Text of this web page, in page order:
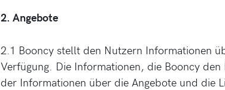
2. Angebote
2.1 Booncy stellt den Nutzern Informationen
Verfügung. Die Informationen, die Booncy
der Informationen über die Angebote und die